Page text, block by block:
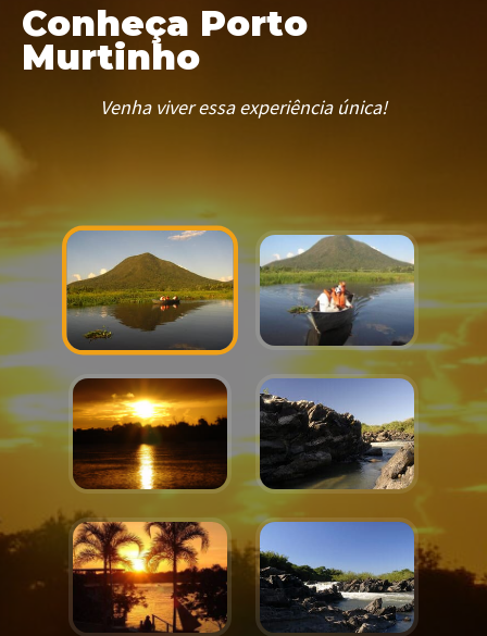
Conheça Porto
Murtinho
Venha viver essa experiência única!